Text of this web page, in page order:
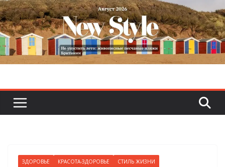
Skip
to
content
ЗДОРОВЬЕ КРАСОТА-ЗДОРОВЬЕ СТИЛЬ ЖИЗНИ